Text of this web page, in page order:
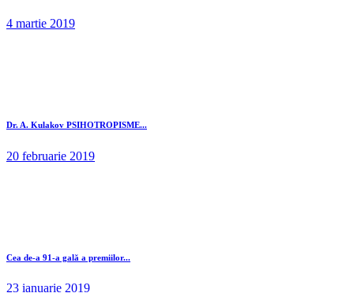
4 martie 2019
Dr. A. Kulakov PSIHOTROPISME...
20 februarie 2019
Cea de-a 91-a gală a premiilor...
23 ianuarie 2019